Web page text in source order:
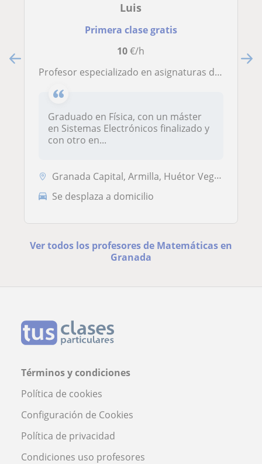
Luis
Primera clase gratis
10€/h
Profesor especializado en asignaturas de ciencias y con conocimiento avanzado de inglés
Graduado en Física, con un máster
en Sistemas Electrónicos finalizado y
con otro en...
Granada Capital, Armilla, Huétor Vega, Maracena
Se desplaza a domicilio
Ver todos los profesores de Matemáticas en
Granada
Términos y condiciones
Política de cookies
Configuración de Cookies
Política de privacidad
Condiciones uso profesores